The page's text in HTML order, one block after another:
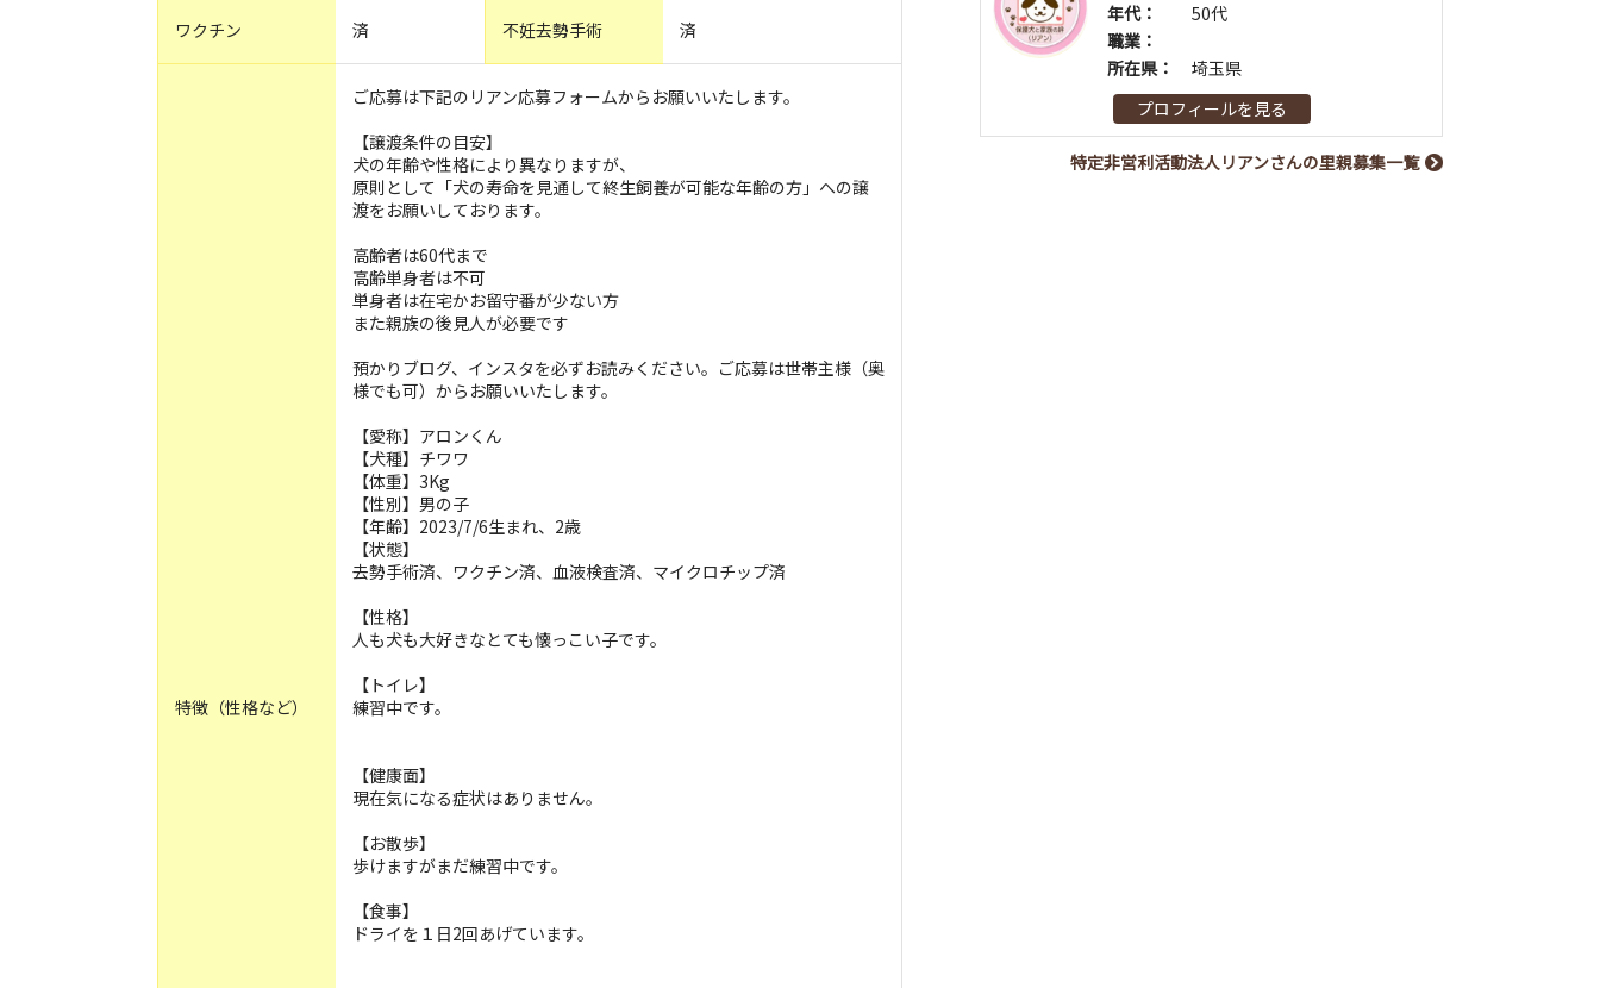
ワクチン 済 不妊去勢手術 済
特徴（性格など）
ご応募は下記のリアン応募フォームからお願いいたします。
【譲渡条件の目安】
犬の年齢や性格により異なりますが、
原則として「犬の寿命を見通して終生飼養が可能な年齢の方」への譲
渡をお願いしております。
高齢者は60代まで
高齢単身者は不可
単身者は在宅かお留守番が少ない方
また親族の後見人が必要です
預かりブログ、インスタを必ずお読みください。ご応募は世帯主様（奥
様でも可）からお願いいたします。
【愛称】アロンくん
【犬種】チワワ
【体重】3Kg
【性別】男の子
【年齢】2023/7/6生まれ、2歳
【状態】
去勢手術済、ワクチン済、血液検査済、マイクロチップ済
【性格】
人も犬も大好きなとても懐っこい子です。
【トイレ】
練習中です。
【健康面】
現在気になる症状はありません。
【お散歩】
歩けますがまだ練習中です。
【食事】
ドライを１日2回あげています。
年代：
50代
職業：
所在県：
埼玉県
プロフィールを見る
特定非営利活動法人リアンさんの里親募集一覧